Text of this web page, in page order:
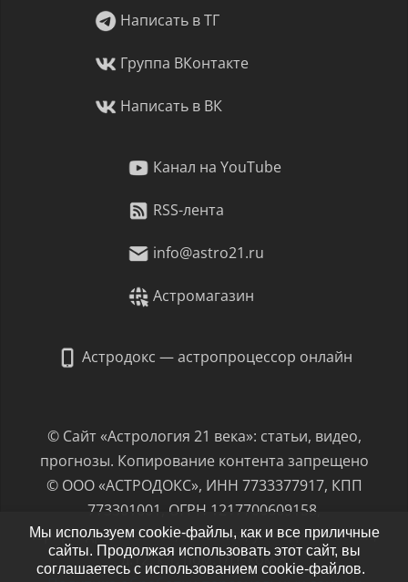
Написать в ТГ
Группа ВКонтакте
Написать в ВК
Канал на YouTube
RSS-лента
info@astro21.ru
Астромагазин
Астродокс — астропроцессор онлайн
© Сайт «Астрология 21 века»: статьи, видео,
прогнозы. Копирование контента запрещено
© ООО «АСТРОДОКС», ИНН 7733377917, КПП
773301001, ОГРН 1217700609158,
юрид. адрес: 125466, г.Москва, ул.Родионовская,
д.12, к.1, пом.1/Ц, ком.8
Мы используем cookie-файлы, как и все приличные
сайты. Продолжая использовать этот сайт, вы
соглашаетесь с использованием cookie-файлов.